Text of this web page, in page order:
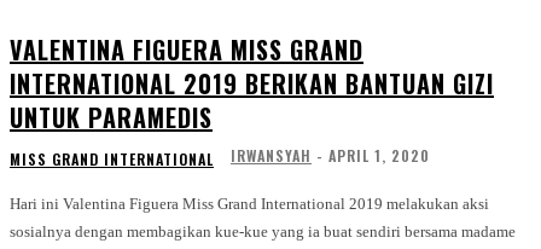
VALENTINA FIGUERA MISS GRAND
INTERNATIONAL 2019 BERIKAN BANTUAN GIZI
UNTUK PARAMEDIS
MISS GRAND INTERNATIONAL IRWANSYAH - APRIL 1, 2020
Hari ini Valentina Figuera Miss Grand International 2019 melakukan aksi
sosialnya dengan membagikan kue-kue yang ia buat sendiri bersama madame